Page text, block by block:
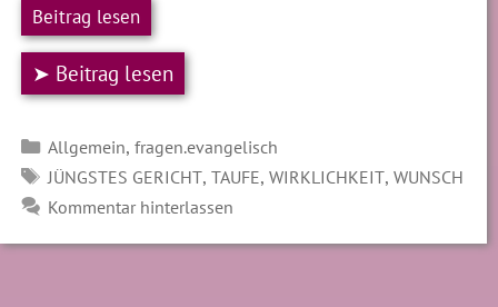
Beitrag lesen
➤ Beitrag lesen
Kategorien
Allgemein, fragen.evangelisch
SCHLAGWÖRTER
JÜNGSTES GERICHT, TAUFE, WIRKLICHKEIT, WUNSCH
Kommentar hinterlassen